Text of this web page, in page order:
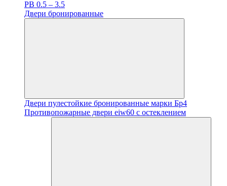
PB 0.5 – 3.5
Двери бронированные
Двери пулестойкие бронированные марки Бр4
Противопожарные двери eiw60 с остеклением